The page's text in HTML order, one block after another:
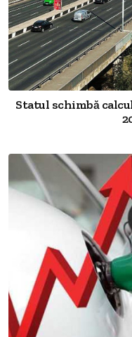
Statul schimbă